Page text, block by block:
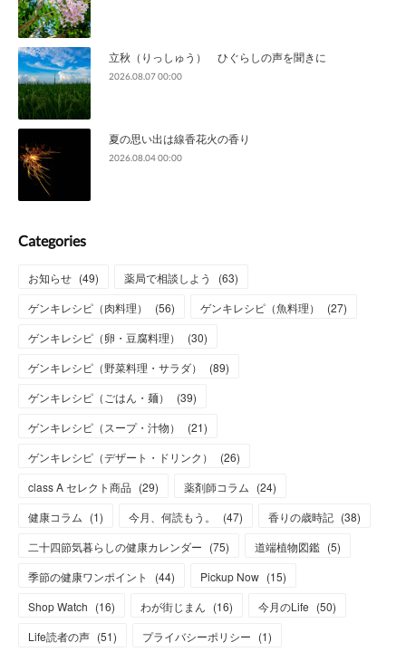
立秋（りっしゅう） ひぐらしの声を聞きに
2026.08.07 00:00
夏の思い出は線香花火の香り
2026.08.04 00:00
Categories
お知らせ (49) 薬局で相談しよう (63)
ゲンキレシピ（肉料理）
(56) ゲンキレシピ（魚料理） (27)
ゲンキレシピ（卵・豆腐料理）
(30)
ゲンキレシピ（野菜料理・サラダ）
(89)
ゲンキレシピ（ごはん・麺）
(39)
ゲンキレシピ（スープ・汁物）
(21)
ゲンキレシピ（デザート・ドリンク）
(26)
class A セレクト商品 (29) 薬剤師コラム (24)
健康コラム (1) 今月、何読もう。 (47) 香りの歳時記 (38)
二十四節気暮らしの健康カレンダー (75) 道端植物図鑑 (5)
季節の健康ワンポイント
(44) Pickup Now (15)
Shop Watch (16) わが街じまん (16) 今月のLife (50)
Life読者の声 (51) プライバシーポリシー (1)